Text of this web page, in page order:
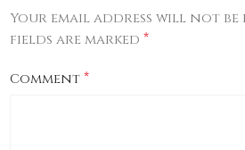
Your email address will not be
fields are marked*
Comment*